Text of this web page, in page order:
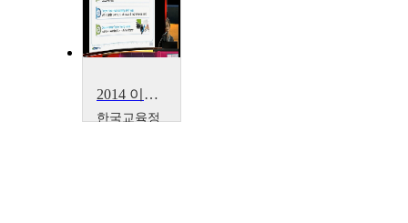
2014 이러닝 국제 콘퍼런스 : What is the Lessons from Education Support Project~
한국교육정